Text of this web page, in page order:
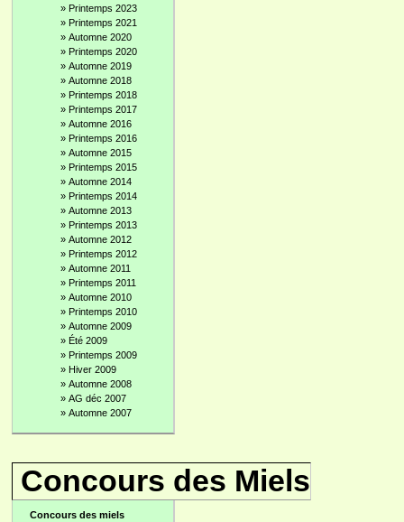
» Printemps 2023
» Printemps 2021
» Automne 2020
» Printemps 2020
» Automne 2019
» Automne 2018
» Printemps 2018
» Printemps 2017
» Automne 2016
» Printemps 2016
» Automne 2015
» Printemps 2015
» Automne 2014
» Printemps 2014
» Automne 2013
» Printemps 2013
» Automne 2012
» Printemps 2012
» Automne 2011
» Printemps 2011
» Automne 2010
» Printemps 2010
» Automne 2009
» Été 2009
» Printemps 2009
» Hiver 2009
» Automne 2008
» AG déc 2007
» Automne 2007
Concours des Miels
Concours des miels